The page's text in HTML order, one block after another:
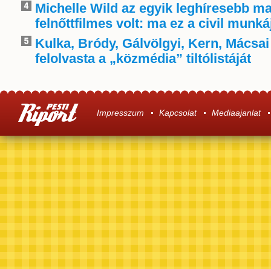
Michelle Wild az egyik leghíresebb
felnőttfilmes volt: ma ez a civil
Kulka, Bródy, Gálvölgyi, Kern,
felolvasta a „közmédia” tiltólistáját
Impresszum Kapcsolat Mediaajanlat